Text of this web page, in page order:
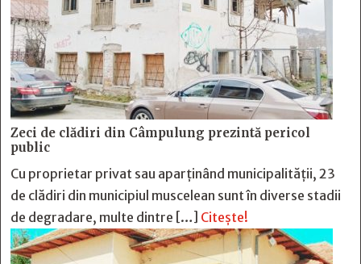
Zeci de clădiri din Câmpulung prezintă pericol
public
Cu proprietar privat sau aparținând municipalității, 23
de clădiri din municipiul muscelean sunt în diverse stadii
de degradare, multe dintre […] Citește!